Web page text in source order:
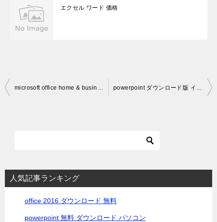
エクセル ワード 価格
投
シ
microsoft office home & business 2016とは powerpoint ダウンロード版 インストール
人気記事ランキング
office 2016 ダウンロード 無料
powerpoint 無料 ダウンロード パソコン